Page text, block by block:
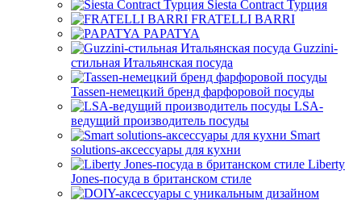
Siesta Contract Турция
FRATELLI BARRI
PAPATYA
Guzzini-
стильная Итальянская посуда
Tassen-немецкий бренд фарфоровой посуды
LSA-
ведущий производитель посуды
Smart
solutions-аксессуары для кухни
Liberty
Jones-посуда в британском стиле